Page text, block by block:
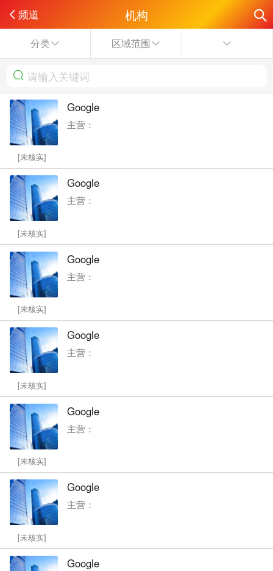
频道 机构
分类 区域范围
Google
主营：
[未核实]
Google
主营：
[未核实]
Google
主营：
[未核实]
Google
主营：
[未核实]
Google
主营：
[未核实]
Google
主营：
[未核实]
Google